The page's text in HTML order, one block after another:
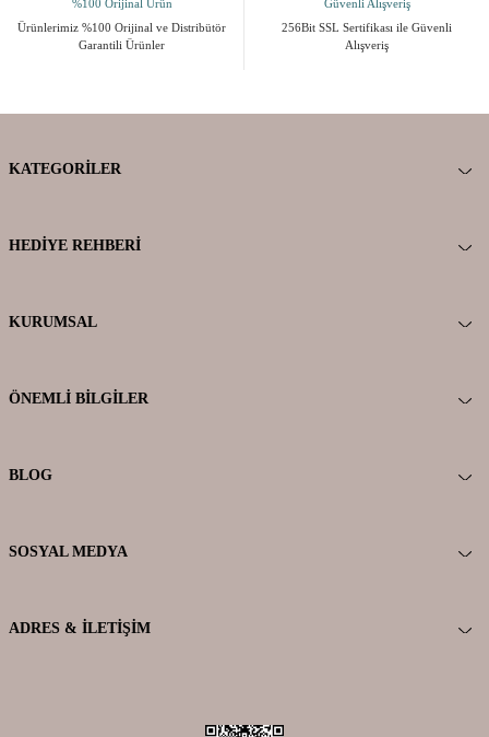
%100 Orijinal Ürün
Ürünlerimiz %100 Orijinal ve Distribütör
Garantili Ürünler
Güvenli Alışveriş
256Bit SSL Sertifikası ile Güvenli
Alışveriş
KATEGORILER
HEDIYE REHBERI
KURUMSAL
ÖNEMLI BILGILER
BLOG
SOSYAL MEDYA
ADRES & İLETIŞIM